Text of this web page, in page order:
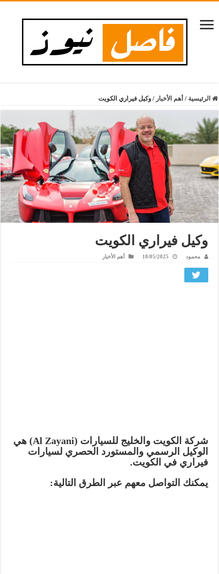
الرئيسية / أهم الأخبار / وكيل فيراري الكويت
وكيل فيراري الكويت
محمود 18/05/2025 أهم الأخبار
شركة الكويت والخليج للسيارات (Al Zayani)
هي
الوكيل الرسمي والمستورد الحصري لسيارات
فيراري في الكويت.
يمكنك التواصل معهم عبر الطرق التالية: